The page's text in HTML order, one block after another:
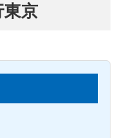
東京